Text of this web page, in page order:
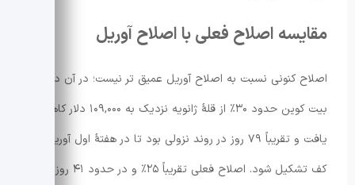
مقایسه اصلاح فعلی با اصلاح آوریل
اصلاح کنونی نسبت به اصلاح آوریل عمیق تر نیست؛ در آن دوره
بیت کوین حدود ۳۰٪ از قلهٔ ژانویه نزدیک به ۱۰۹,۰۰۰ دلار کاهش
یافت و تقریباً ۷۹ روز در روند نزولی بود تا در هفتهٔ اول آوریل
کف تشکیل شود. اصلاح فعلی تقریباً ۲۵٪ و در حدود ۴۱ روز ادامه